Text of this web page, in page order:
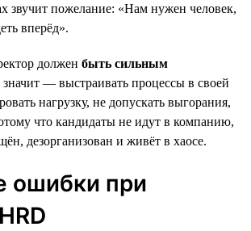
звучит пожелание: «Нам нужен человек,
вперёд».
должен быть сильным
значит — выстраивать процессы в своей
нагрузку, не допускать выгорания,
что кандидаты не идут в компанию,
дезорганизован и живёт в хаосе.
ошибки при